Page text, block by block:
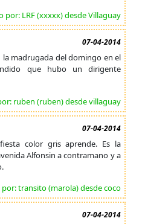
por: LRF (xxxxx) desde Villaguay
07-04-2014
la madrugada del domingo en el
que hubo un dirigente
ruben (ruben) desde villaguay
07-04-2014
color gris aprende. Es la
Alfonsin a contramano y a
por: transito (marola) desde coco
07-04-2014